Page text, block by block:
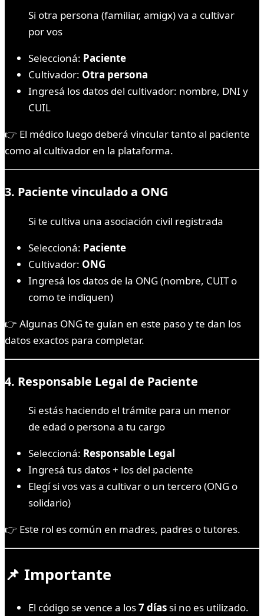
Si otra persona (familiar, amigx) va a cultivar
por vos
Seleccioná: Paciente
Cultivador: Otra persona
Ingresá los datos del cultivador: nombre, DNI y
CUIL
👉 El médico luego deberá vincular tanto al paciente
como al cultivador en la plataforma.
3. Paciente vinculado a ONG
Si te cultiva una asociación civil registrada
Seleccioná: Paciente
Cultivador: ONG
Ingresá los datos de la ONG (nombre, CUIT o
como te indiquen)
👉 Algunas ONG te guían en este paso y te dan los
datos exactos para completar.
4. Responsable Legal de Paciente
Si estás haciendo el trámite para un menor
de edad o persona a tu cargo
Seleccioná: Responsable Legal
Ingresá tus datos + los del paciente
Elegí si vos vas a cultivar o un tercero (ONG o
solidario)
👉 Este rol es común en madres, padres o tutores.
📌 Importante
El código se vence a los7 díassi no es utilizado.